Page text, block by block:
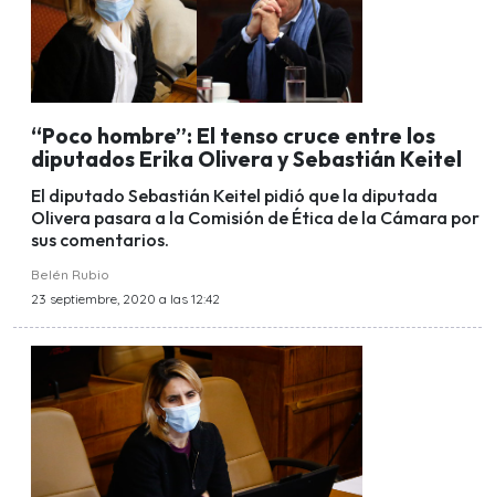
“Poco hombre”: El tenso cruce entre los
diputados Erika Olivera y Sebastián Keitel
El diputado Sebastián Keitel pidió que la diputada
Olivera pasara a la Comisión de Ética de la Cámara por
sus comentarios.
Belén Rubio
23 septiembre, 2020 a las 12:42